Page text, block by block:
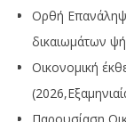
Ορθή
δικαιωμάτων
Οικονομική